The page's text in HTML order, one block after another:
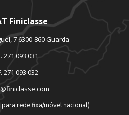
Finiclasse
7 6300-860 Guarda
271 093 031
271 093 032
rede fixa/móvel nacional)